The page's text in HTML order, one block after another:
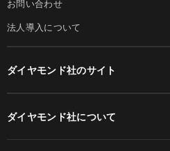
お問い合わせ
法人導入について
ダイヤモンド社のサイト
ダイヤモンド社について